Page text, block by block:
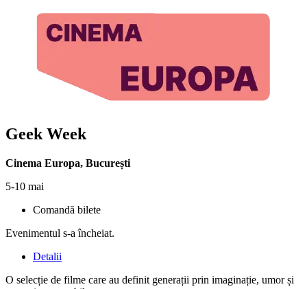
Geek Week
Cinema Europa, București
5-10 mai
Comandă bilete
Evenimentul s-a încheiat.
Detalii
O selecție de filme care au definit generații prin imaginație, umor și